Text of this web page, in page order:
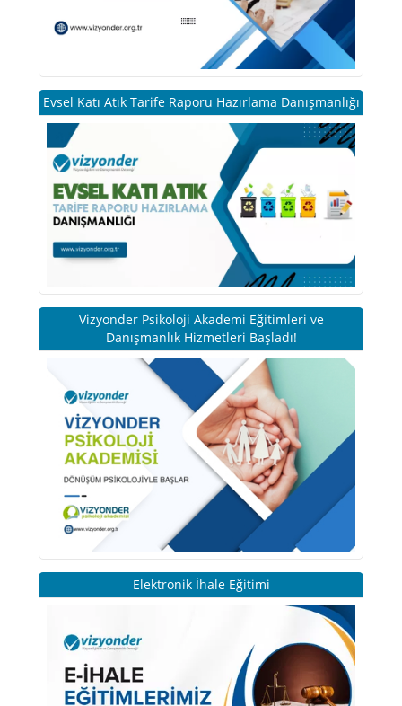
Evsel Katı Atık Tarife Raporu Hazırlama Danışmanlığı
Vizyonder Psikoloji Akademi Eğitimleri ve
Danışmanlık Hizmetleri Başladı!
Elektronik İhale Eğitimi